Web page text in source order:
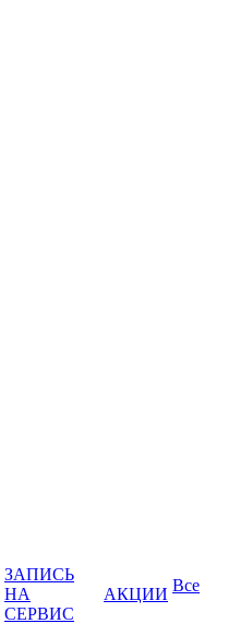
ЗАПИСЬ
НА
СЕРВИС
АКЦИИ Все